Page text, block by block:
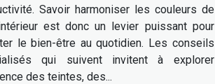
Savoir harmoniser les couleurs de
est donc un levier puissant pour
le bien-être au quotidien. Les conseils
qui suivent invitent à explorer
des teintes, des...